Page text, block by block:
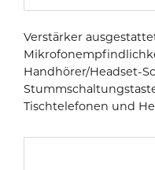
Verstärker
Handhörer/Headset-
Tischtelefonen und